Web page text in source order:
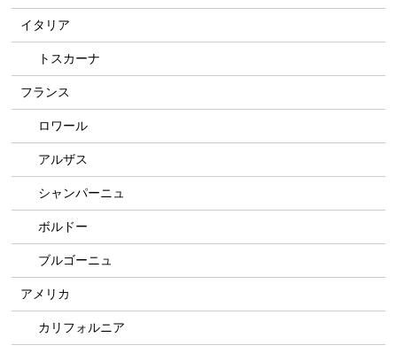
イタリア
トスカーナ
フランス
ロワール
アルザス
シャンパーニュ
ボルドー
ブルゴーニュ
アメリカ
カリフォルニア